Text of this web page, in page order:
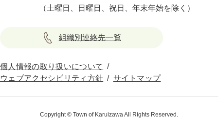
（土曜日、日曜日、祝日、年末年始を除く）
組織別連絡先一覧
個人情報の取り扱いについて
ウェブアクセシビリティ方針
サイトマップ
Copyright © Town of Karuizawa All Rights Reserved.